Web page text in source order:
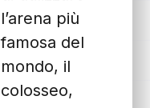
l’arena più
famosa del
mondo, il
colosseo,